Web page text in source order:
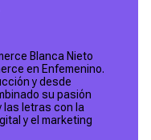
Blanca Nieto
en Enfemenino.
y desde
su pasión
las letras con la
y el marketing